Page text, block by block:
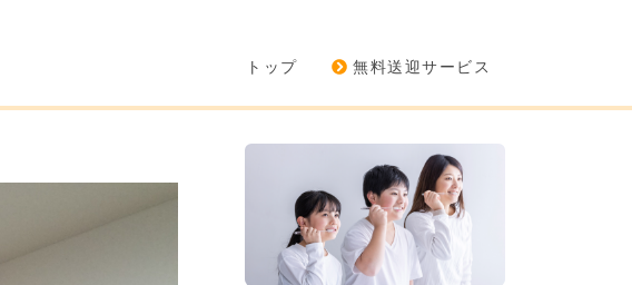
トップ 無料送迎サービス